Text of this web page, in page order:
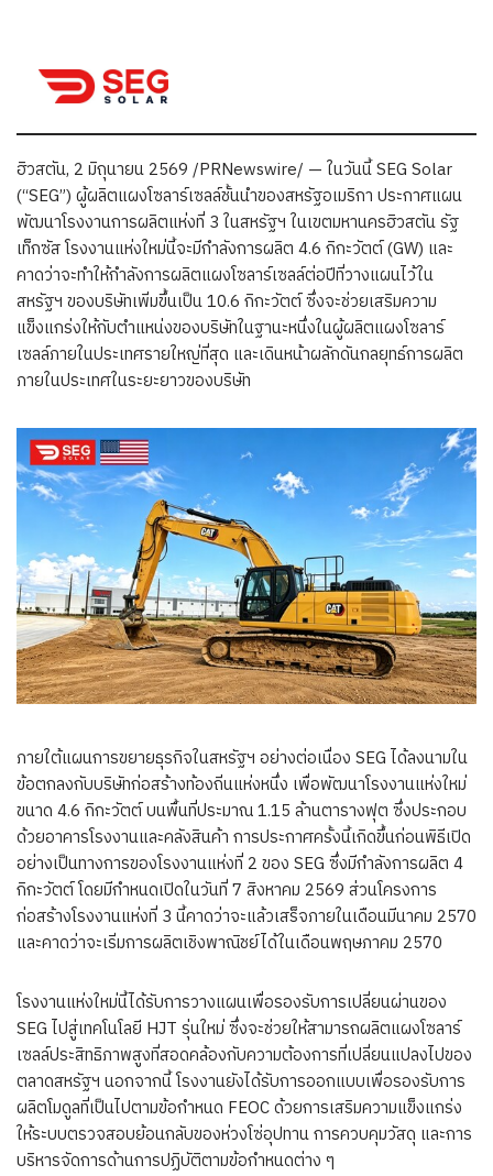
ฮิวสตัน, 2 มิถุนายน 2569 /PRNewswire/ — ในวันนี้ SEG Solar
(“SEG”) ผู้ผลิตแผงโซลาร์เซลล์ชั้นนำของสหรัฐอเมริกา ประกาศแผน
พัฒนาโรงงานการผลิตแห่งที่ 3 ในสหรัฐฯ ในเขตมหานครฮิวสตัน รัฐ
เท็กซัส โรงงานแห่งใหม่นี้จะมีกำลังการผลิต 4.6 กิกะวัตต์ (GW) และ
คาดว่าจะทำให้กำลังการผลิตแผงโซลาร์เซลล์ต่อปีที่วางแผนไว้ใน
สหรัฐฯ ของบริษัทเพิ่มขึ้นเป็น 10.6 กิกะวัตต์ ซึ่งจะช่วยเสริมความ
แข็งแกร่งให้กับตำแหน่งของบริษัทในฐานะหนึ่งในผู้ผลิตแผงโซลาร์
เซลล์ภายในประเทศรายใหญ่ที่สุด และเดินหน้าผลักดันกลยุทธ์การผลิต
ภายในประเทศในระยะยาวของบริษัท
ภายใต้แผนการขยายธุรกิจในสหรัฐฯ อย่างต่อเนื่อง SEG ได้ลงนามใน
ข้อตกลงกับบริษัทก่อสร้างท้องถิ่นแห่งหนึ่ง เพื่อพัฒนาโรงงานแห่งใหม่
ขนาด 4.6 กิกะวัตต์ บนพื้นที่ประมาณ 1.15 ล้านตารางฟุต ซึ่งประกอบ
ด้วยอาคารโรงงานและคลังสินค้า การประกาศครั้งนี้เกิดขึ้นก่อนพิธีเปิด
อย่างเป็นทางการของโรงงานแห่งที่ 2 ของ SEG ซึ่งมีกำลังการผลิต 4
กิกะวัตต์ โดยมีกำหนดเปิดในวันที่ 7 สิงหาคม 2569 ส่วนโครงการ
ก่อสร้างโรงงานแห่งที่ 3 นี้คาดว่าจะแล้วเสร็จภายในเดือนมีนาคม 2570
และคาดว่าจะเริ่มการผลิตเชิงพาณิชย์ได้ในเดือนพฤษภาคม 2570
โรงงานแห่งใหม่นี้ได้รับการวางแผนเพื่อรองรับการเปลี่ยนผ่านของ
SEG ไปสู่เทคโนโลยี HJT รุ่นใหม่ ซึ่งจะช่วยให้สามารถผลิตแผงโซลาร์
เซลล์ประสิทธิภาพสูงที่สอดคล้องกับความต้องการที่เปลี่ยนแปลงไปของ
ตลาดสหรัฐฯ นอกจากนี้ โรงงานยังได้รับการออกแบบเพื่อรองรับการ
ผลิตโมดูลที่เป็นไปตามข้อกำหนด FEOC ด้วยการเสริมความแข็งแกร่ง
ให้ระบบตรวจสอบย้อนกลับของห่วงโซ่อุปทาน การควบคุมวัสดุ และการ
บริหารจัดการด้านการปฏิบัติตามข้อกำหนดต่าง ๆ